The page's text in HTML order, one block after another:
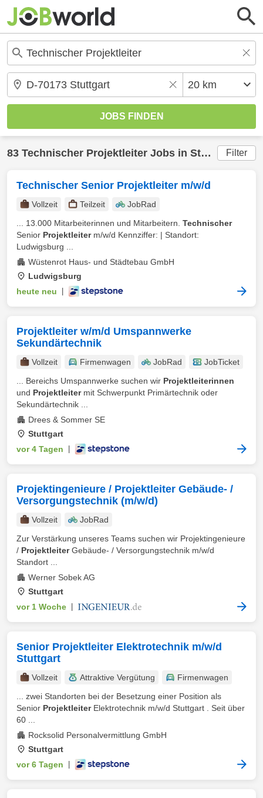
83 Technischer Projektleiter Jobs in Stuttgart (20
Filter
Technischer Senior Projektleiter m/w/d
Vollzeit Teilzeit
JobRad
... 13.000 Mitarbeiterinnen und Mitarbeitern. Technischer
Senior Projektleiterm/w/d Kennziffer: | Standort:
Ludwigsburg ...
Wüstenrot Haus- und Städtebau GmbH
Ludwigsburg
heute neu
Projektleiter w/m/d Umspannwerke
Sekundärtechnik
Vollzeit Firmenwagen JobRad
JobTicket
... Bereichs Umspannwerke suchen wir Projektleiterinnen
und Projektleitermit Schwerpunkt Primärtechnik oder
Sekundärtechnik ...
Drees & Sommer SE
Stuttgart
vor 4 Tagen
Projektingenieure / Projektleiter Gebäude- /
Versorgungstechnik (m/w/d)
Vollzeit
JobRad
Zur Verstärkung unseres Teams suchen wir Projektingenieure
/ ProjektleiterGebäude- / Versorgungstechnik m/w/d
Standort ...
Werner Sobek AG
Stuttgart
vor 1 Woche
Senior Projektleiter Elektrotechnik m/w/d
Stuttgart
Vollzeit Attraktive Vergütung
Firmenwagen
... zwei Standorten bei der Besetzung einer Position als
Senior ProjektleiterElektrotechnik m/w/d Stuttgart . Seit über
60 ...
Rocksolid Personalvermittlung GmbH
Stuttgart
vor 6 Tagen